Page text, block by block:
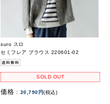
suro スロ
セミフレア ブラウス 220601-02
SOLD OUT
価格 : 20,790円(税込)